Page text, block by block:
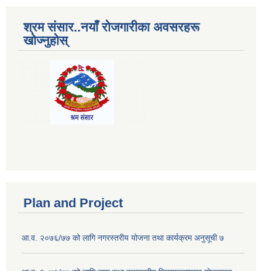
श्रम संसार..नयाँ रोजगारीका अवसरहरू
खोज्नुहोस्
Plan and Project
आ.व. २०७६/७७ को लागि नगरस्तरीय योजना तथा कार्यक्रम अनुसूची ७